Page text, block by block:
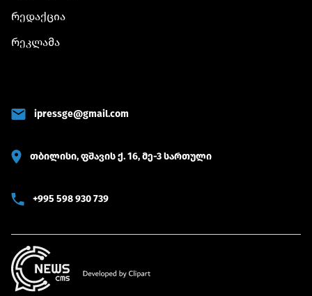
რედაქცია
რეკლამა
ipressge@gmail.com
თბილისი, ფშავის ქ. 16, მე-3 სართული
+995 598 930 739